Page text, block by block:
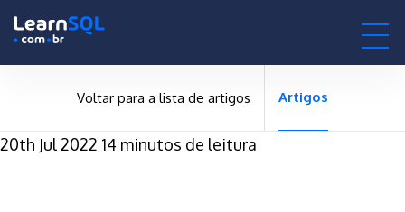
Voltar para a lista de artigos Artigos
20th Jul 2022 14 minutos de leitura